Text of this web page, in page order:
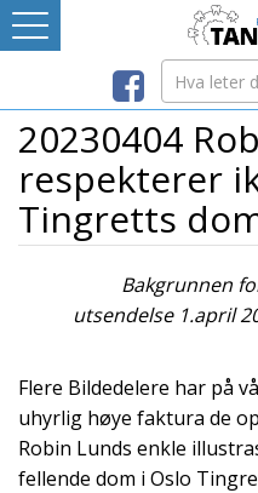
LEVERANDØRREGISTER
TANNBLOGGEN
INTERNETT-RESSURSER
Avtaleboken
Ditt Tannhjul
20230404
respekterer
Tingretts
Bakgrunnen
utsendelse 1.april
Flere Bildedelere har på
uhyrlig høye faktura de
Robin Lunds enkle
fellende dom i Oslo
Logg inn
Mistet